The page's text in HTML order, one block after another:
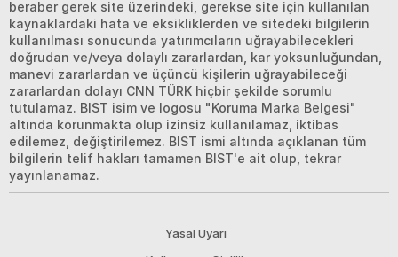
beraber gerek site üzerindeki, gerekse site için kullanılan
kaynaklardaki hata ve eksikliklerden ve sitedeki bilgilerin
kullanılması sonucunda yatırımcıların uğrayabilecekleri
doğrudan ve/veya dolaylı zararlardan, kar yoksunluğundan,
manevi zararlardan ve üçüncü kişilerin uğrayabileceği
zararlardan dolayı CNN TÜRK hiçbir şekilde sorumlu
tutulamaz. BIST isim ve logosu "Koruma Marka Belgesi"
altında korunmakta olup izinsiz kullanılamaz, iktibas
edilemez, değiştirilemez. BIST ismi altında açıklanan tüm
bilgilerin telif hakları tamamen BIST'e ait olup, tekrar
yayınlanamaz.
Yasal Uyarı